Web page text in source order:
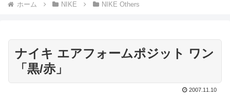
ホーム NIKE NIKE Others
ナイキ エアフォームポジット ワン
「黒/赤」
2007.11.10